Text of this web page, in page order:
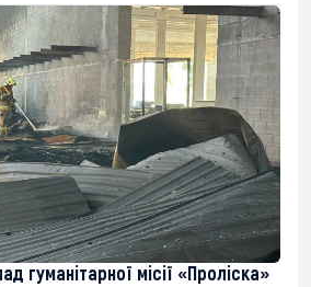
гуманітарної місії «Проліска»